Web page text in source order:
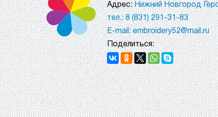
Адрес:Нижний Новгород
тел.: 8 (831) 291-31-83
E-mail: embroidery52@mail.ru
Поделиться: